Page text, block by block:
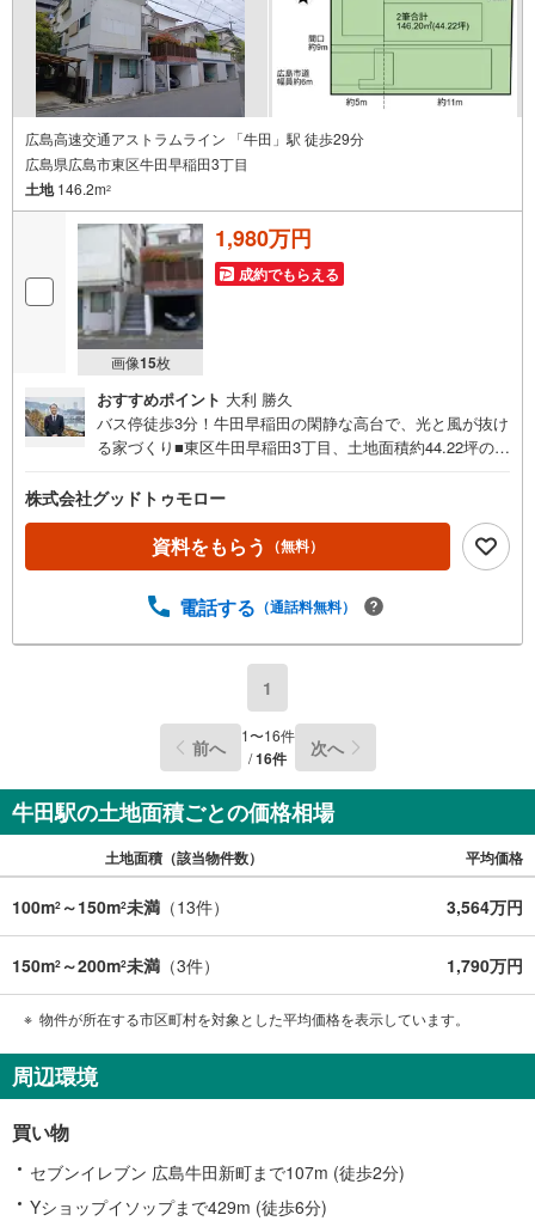
受
け
取
る
・
を
ー
ジ
存
す
広島高速交通アストラムライン 「牛田」駅 徒歩29分
広島県広島市東区牛田早稲田3丁目
土地146.2m2
画像15枚
1,980万円
成約でもらえる
おすすめポイント 大利 勝久
バス停徒歩3分！牛田早稲田の閑静な高台で、光と風が抜け
る家づくり■東区牛田早稲田3丁目、土地面積約44.22坪のゆ
メーカー・工務店でこだわりのマイホームをご建築いただ
けます。■「早稲田団地郵便局前」バス停まで徒歩3分。毎
日の通勤・通学にも便利な立地です。
株式会社グッドトゥモロー
資料をもらう （無料）
電話する （通話料無料）
1
前へ 1〜16件
/16件 次へ
牛田駅の土地面積ごとの価格相場
土地面積（該当物件数） 平均価格
100m2 ～150m2未満 （13件） 3,564万円
150m2 ～200m2未満 （3件） 1,790万円
物件が所在する市区町村を対象とした平均価格を表示しています。
周辺環境
買い物
セブンイレブン 広島牛田新町まで107m (徒歩2分)
Yショップイソップまで429m (徒歩6分)